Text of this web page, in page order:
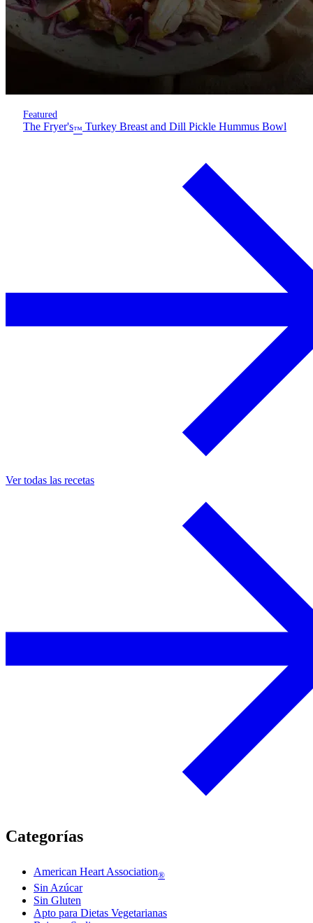
Featured
The Fryer's™ Turkey Breast and Dill Pickle Hummus Bowl
Ver todas las recetas
Categorías
American Heart Association®
Sin Azúcar
Sin Gluten
Apto para Dietas Vegetarianas